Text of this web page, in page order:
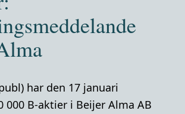
har den 17 januari
000 B-aktier i Beijer Alma AB